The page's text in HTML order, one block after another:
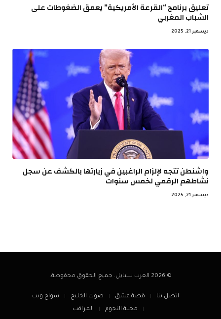
تعليق برنامج “القرعة الأمريكية” يعمق الضغوطات على
الشباب المغربي
ديسمبر 21, 2025
واشنطن تتجه لإلزام الراغبين في زيارتها بالكشف عن سجل
نشاطهم الرقمي لخمس سنوات
ديسمبر 21, 2025
© 2026 العرب ستايل. جميع الحقوق محفوظة.
اتصل بنا قصة عشق صوت الخليج
سواح ويب
مجلة النجوم
المراقب